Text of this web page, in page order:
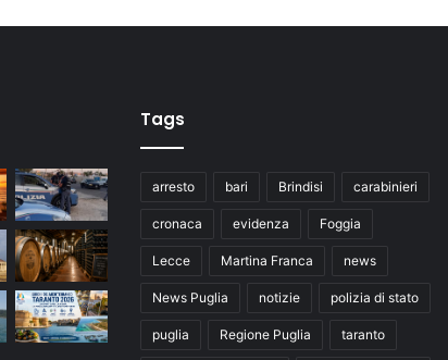
Tags
arresto bari Brindisi carabinieri
cronaca evidenza Foggia
Lecce Martina Franca news
News Puglia notizie polizia di stato
puglia Regione Puglia taranto